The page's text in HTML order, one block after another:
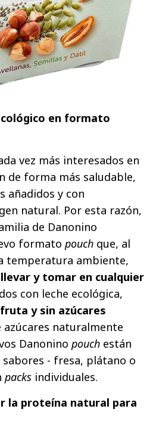
en formato
vez más interesados en
de forma más saludable,
añadidos y con
natural. Por esta razón,
de Danonino
formato pouch que, al
temperatura ambiente,
y tomar en cualquier
con leche ecológica,
y sin azúcares
azúcares naturalmente
Danonino pouch están
- fresa, plátano o
packs individuales.
la proteína natural para